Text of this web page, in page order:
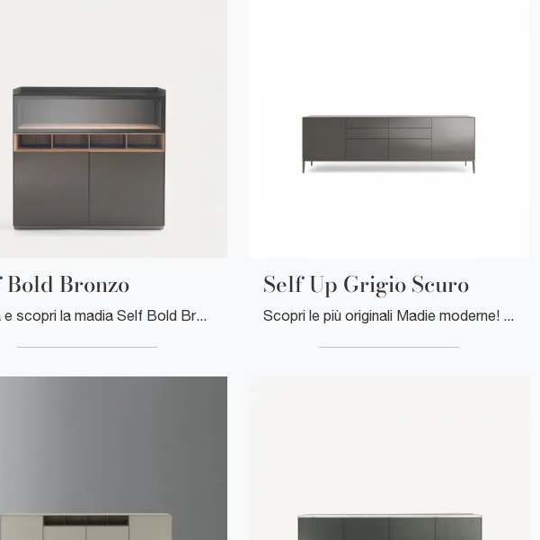
Bold Bronzo
Clicca e scopri la madia Self Bold Bronzo Rimadesio: se vuoi mobili in vetro per stanze moderne, questa è la scelta ideale per te!
Self Up Grigio Scuro
Scopri le più originali Madie moderne! Clicca e leggi l'articolo: madia Self Up Grigio Scuro in vetro, soluzione bella e di grande qualità.